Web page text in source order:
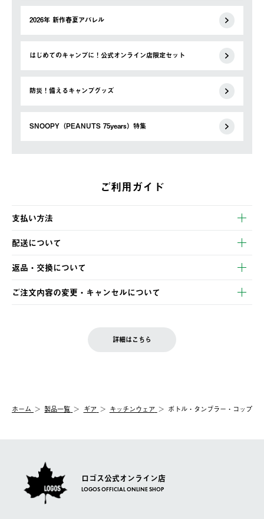
2026年 新作春夏アパレル
はじめてのキャンプに！公式オンライン店限定セット
防災！備えるキャンプグッズ
SNOOPY（PEANUTS 75years）特集
ご利用ガイド
支払い方法
以下のいずれかの方法でお支払いいただけます。
・クレジットカード決済
・コンビニ決済
・Pay-easy決済
配送について
【発送スケジュール】
ご注文・ご入金完了より2営業日以内に商品を発送いたします。
土日祝の発送はございませんので、木曜日以降のご注文は週明け
の発送となる場合がございます。
【配送業者】
佐川急便にて配送されます。
返品・交換について
※お客様都合の場合
お客様都合の返品にかかる送料は、お客様ご負担とさせていただ
む）は受け付けておりません。
一度お手元の商品を返品いただき、ご希望商品を再注文してくだ
ご注文内容の変更・キャンセルについて
LOGOS FAMILY会員の方は、会員マイページ内 購入履歴画面に
詳細はこちら
ホーム 製品一覧 ギア キッチンウェア ボトル・タンブラー・コップ
ロゴス公式オンライン店
LOGOS OFFICIAL ONLINE SHOP